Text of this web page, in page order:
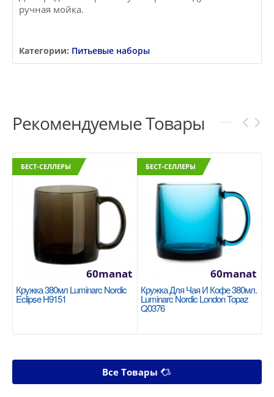
ручная мойка.
Категории: Питьевые наборы
Рекомендуемые Товары
БЕСТ-СЕЛЛЕРЫ
Кружка 380мл Luminarc Nordic
Eclipse H9151
60manat
БЕСТ-СЕЛЛЕРЫ
Кружка Для Чая И Кофе 380мл.
Luminarc Nordic London Topaz
Q0376
60manat
Все Товары